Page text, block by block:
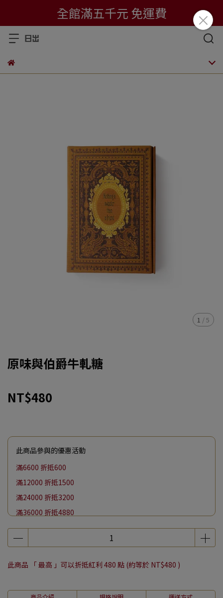
全館滿五千元 免運費
1 /5
原味與伯爵牛軋糖
NT$480
此商品參與的優惠活動
滿6600 折抵600
滿12000 折抵1500
滿24000 折抵3200
滿36000 折抵4880
滿48000 折抵6600
單筆消費滿千加購紀念提袋保冷袋現折100/帆布袋現折50
此商品 「 最高 」可以折抵紅利 480 點 (約等於 NT$480 )